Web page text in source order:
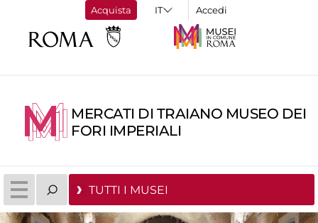
Acquista Accedi
MERCATI DI TRAIANO MUSEO DEI
FORI IMPERIALI
TUTTI I MUSEI